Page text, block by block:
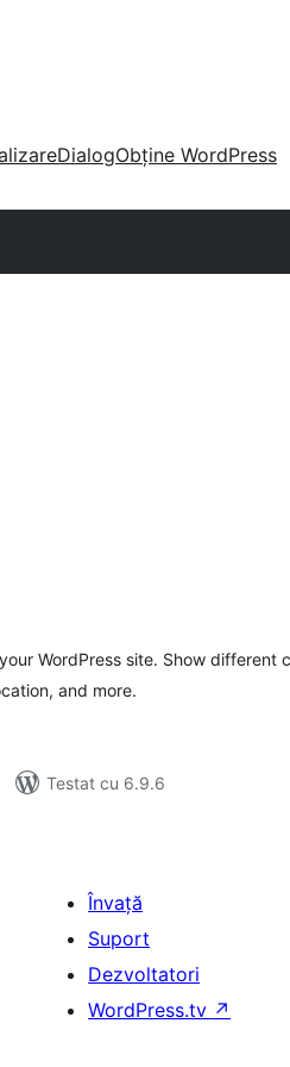
DialogObține WordPress
WordPress site. Show different
and more.
Testat cu 6.9.6
Învață
Suport
Dezvoltatori
WordPress.tv ↗